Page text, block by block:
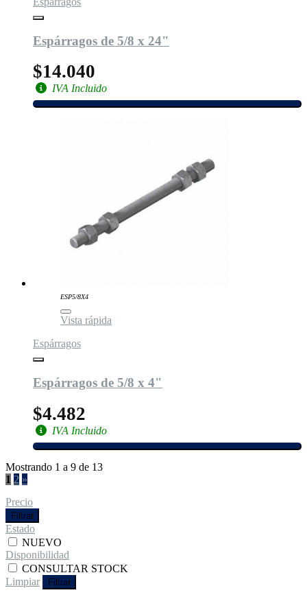
Espárragos de 5/8 x 24"
$14.040
IVA Incluido
ESP5/8X4
Vista rápida
Espárragos
Espárragos de 5/8 x 4"
$4.482
IVA Incluido
Mostrando 1 a 9 de 13
1 2 »
Precio
Filtrar
Estado
NUEVO
Disponibilidad
CONSULTAR STOCK
Limpiar
Filtrar